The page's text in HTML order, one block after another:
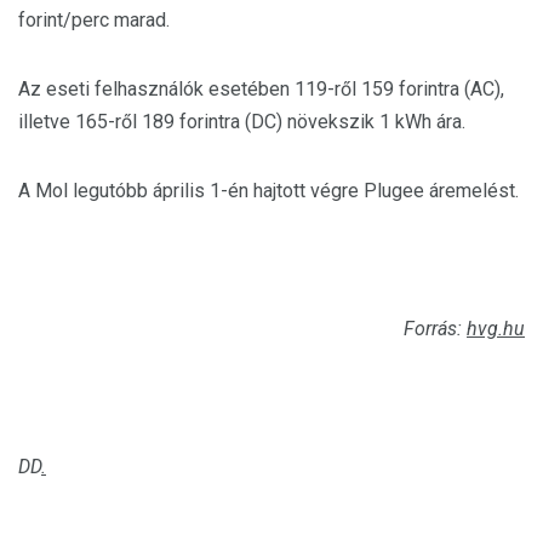
forint/perc marad.
Az eseti felhasználók esetében 119-ről 159 forintra (AC),
illetve 165-ről 189 forintra (DC) növekszik 1 kWh ára.
A Mol legutóbb április 1-én hajtott végre Plugee áremelést.
Forrás: hvg.hu
DD.